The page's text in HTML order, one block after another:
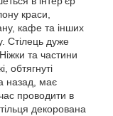
краси,
кафе та інших
Стілець дуже
та частини
обтягнуті
назад, має
проводити в
декорована